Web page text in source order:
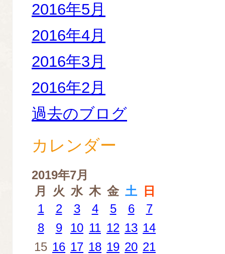
2016年5月
2016年4月
2016年3月
2016年2月
過去のブログ
カレンダー
2019年7月
月
火 水 木 金 土 日
1 2 3 4 5 6
7
8
9 10 11 12 13 14
15 16 17 18 19 20 21